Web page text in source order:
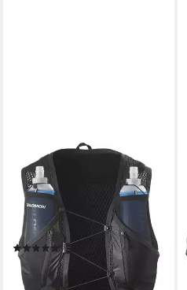
SALOMON
Trinkrucksack ACTIVE SKIN
12, mit Trinksystem inklusive,
Trinksystemvorbereitung bis
5 Liter
(4)
ab 104,99 € UVP 130,00 €
-19%